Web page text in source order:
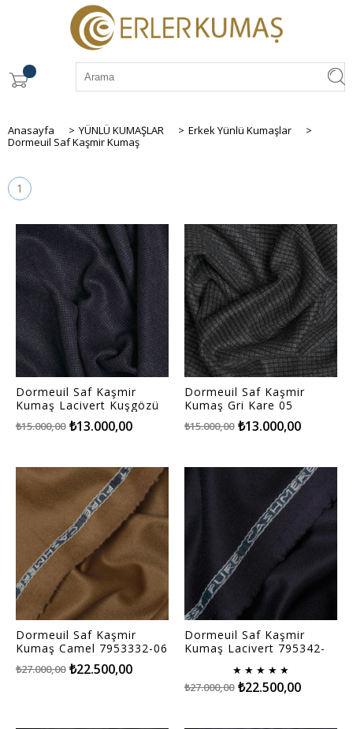
Anasayfa > YÜNLÜ KUMAŞLAR > Erkek Yünlü Kumaşlar
>
Dormeuil Saf Kaşmir Kumaş
1
Dormeuil Saf Kaşmir
Kumaş Lacivert Kuşgözü
03
₺13.000,00
₺15.000,00
Dormeuil Saf Kaşmir
Kumaş Gri Kare 05
₺13.000,00
₺15.000,00
Dormeuil Saf Kaşmir
Kumaş Camel 7953332-06
₺22.500,00
₺27.000,00
Dormeuil Saf Kaşmir
Kumaş Lacivert 795342-
★ ★ ★ ★ ★
₺22.500,00
₺27.000,00